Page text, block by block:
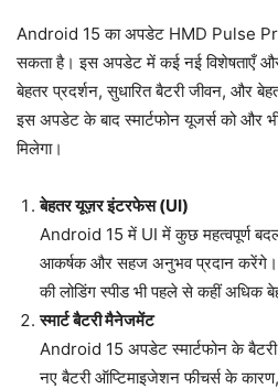
Android 15 का अपडेट HMD Pulse
सकता है। इस अपडेट में कई नई विशेषताएँ
बेहतर प्रदर्शन, सुधारित बैटरी जीवन, और
इस अपडेट के बाद स्मार्टफोन यूजर्स को और
मिलेगा।
बेहतर यूज़र इंटरफेस (UI)
Android 15 में UI में कुछ महत्वपूर्ण
आकर्षक और सहज अनुभव प्रदान
की लोडिंग स्पीड भी पहले से कहीं अधिक
स्मार्ट बैटरी मैनेजमेंट
Android 15 अपडेट स्मार्टफोन के बैटरी
नए बैटरी ऑप्टिमाइजेशन फीचर्स के